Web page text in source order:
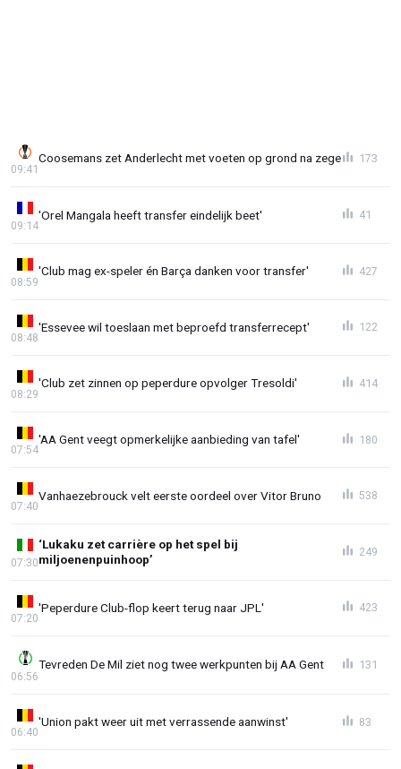
Coosemans zet Anderlecht met voeten op grond na zege
09:41
173
'Orel Mangala heeft transfer eindelijk beet'
09:14
41
'Club mag ex-speler én Barça danken voor transfer'
08:59
427
'Essevee wil toeslaan met beproefd transferrecept'
08:48
122
'Club zet zinnen op peperdure opvolger Tresoldi'
08:29
414
'AA Gent veegt opmerkelijke aanbieding van tafel'
07:54
180
Vanhaezebrouck velt eerste oordeel over Vitor Bruno
07:40
538
‘Lukaku zet carrière op het spel bij
miljoenenpuinhoop’
07:30
249
'Peperdure Club-flop keert terug naar JPL'
07:20
423
Tevreden De Mil ziet nog twee werkpunten bij AA Gent
06:56
131
'Union pakt weer uit met verrassende aanwinst'
06:40
83